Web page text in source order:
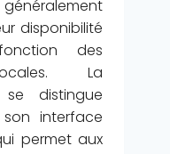
disponibilité
des
La
distingue
interface
permet aux